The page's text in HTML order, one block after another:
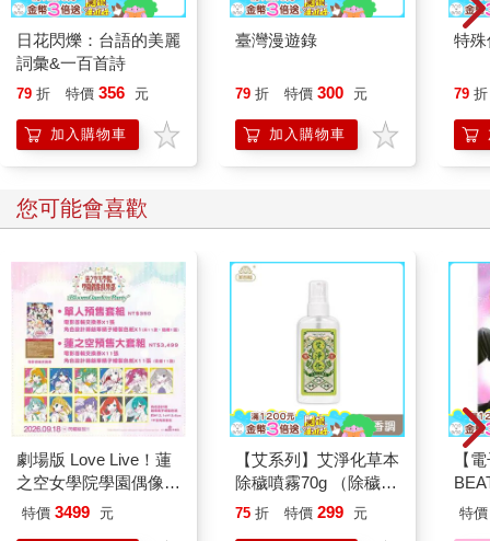
日花閃爍：台語的美麗
詞彙&一百首詩
79 折 特價 356 元
加入購物車
臺灣漫遊錄
79 折 特價 300 元
加入購物車
特
79 折
您可能會喜歡
劇場版 Love Live！蓮
之空女學院學園偶像俱
樂部 Bloom Garden
特價 3499 元
【艾系列】艾淨化草本
除穢噴霧70g （除穢/
平安/淨化/艾草/芙蓉/
75 折 特價 299 元
【
（
特價